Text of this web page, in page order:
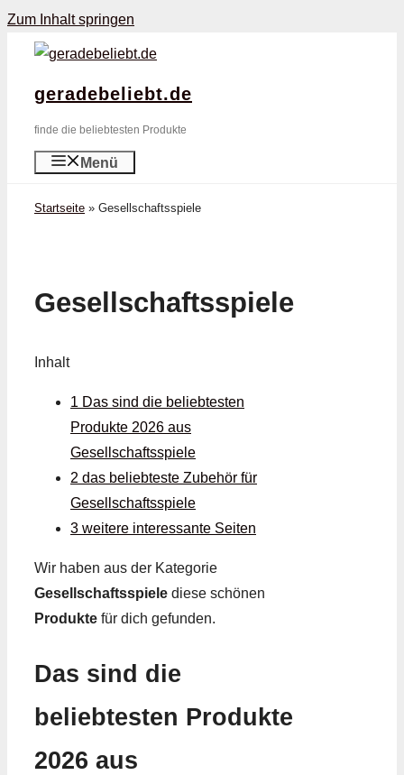
Zum Inhalt springen
geradebeliebt.de
finde die beliebtesten Produkte
Menü
Startseite » Gesellschaftsspiele
Gesellschaftsspiele
Inhalt
1 Das sind die beliebtesten
Produkte 2026 aus
Gesellschaftsspiele
2 das beliebteste Zubehör für
Gesellschaftsspiele
3 weitere interessante Seiten
Wir haben aus der Kategorie
Gesellschaftsspiele diese schönen
Produkte für dich gefunden.
Das sind die
beliebtesten Produkte
2026 aus